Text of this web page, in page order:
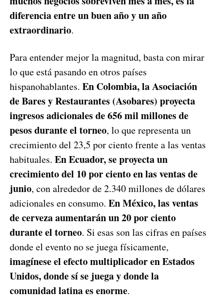
diferencia entre un buen año y un año
extraordinario.
Para entender mejor la magnitud, basta con mirar
lo que está pasando en otros países
hispanohablantes. En Colombia, la Asociación
de Bares y Restaurantes (Asobares) proyecta
ingresos adicionales de 656 mil millones de
pesos durante el torneo, lo que representa un
crecimiento del 23,5 por ciento frente a las ventas
habituales. En Ecuador, se proyecta un
crecimiento del 10 por ciento en las ventas de
junio, con alrededor de 2.340 millones de dólares
adicionales en consumo. En México, las ventas
de cerveza aumentarán un 20 por ciento
durante el torneo. Si esas son las cifras en países
donde el evento no se juega físicamente,
imagínese el efecto multiplicador en Estados
Unidos, donde sí se juega y donde la
comunidad latina es enorme.